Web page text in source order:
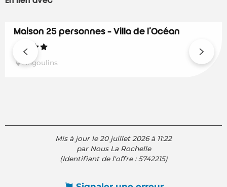
Maison 25 personnes - Villa de l'Océan
Angoulins
Mis à jour le 20 juillet 2026 à 11:22
par Nous La Rochelle
(Identifiant de l'offre :5742215)